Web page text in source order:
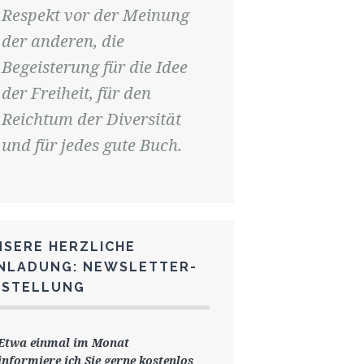
Respekt vor der Meinung
der anderen, die
Begeisterung für die Idee
der Freiheit, für den
Reichtum der Diversität
und für jedes gute Buch.
HERZLICHE
NEWSLETTER-
einmal im Monat
ich Sie gernekostenlos